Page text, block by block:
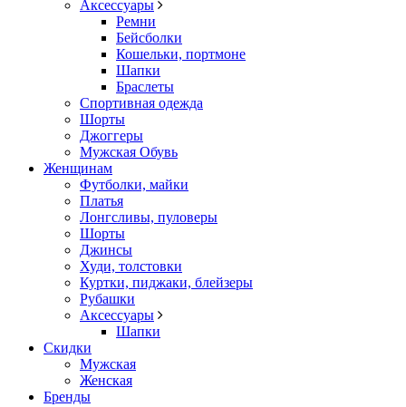
Аксессуары
Ремни
Бейсболки
Кошельки, портмоне
Шапки
Браслеты
Спортивная одежда
Шорты
Джоггеры
Мужская Обувь
Женщинам
Футболки, майки
Платья
Лонгсливы, пуловеры
Шорты
Джинсы
Худи, толстовки
Куртки, пиджаки, блейзеры
Рубашки
Аксессуары
Шапки
Скидки
Мужская
Женская
Бренды